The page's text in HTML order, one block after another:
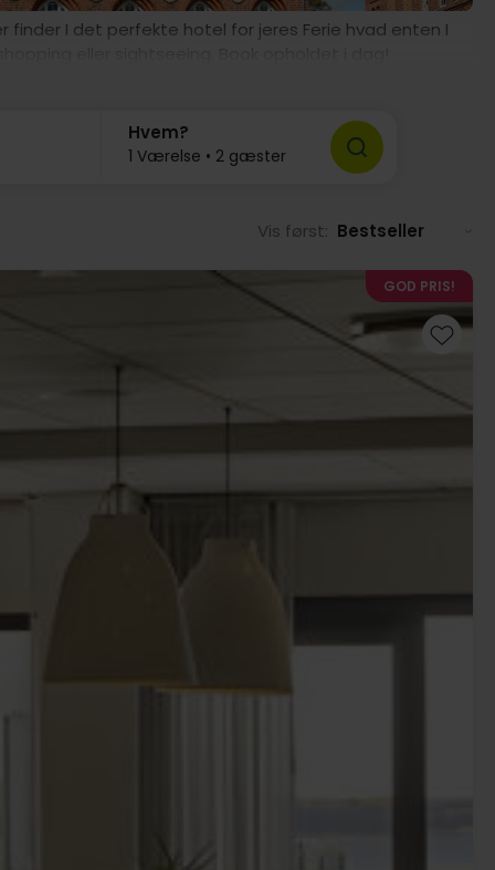
finder I det perfekte hotel for jeres Ferie hvad enten I
Hvem?
1 Værelse • 2 gæster
Vis først: Bestseller
GOD PRIS!